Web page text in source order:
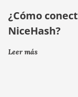
¿Cómo
NiceHash?
Leer más